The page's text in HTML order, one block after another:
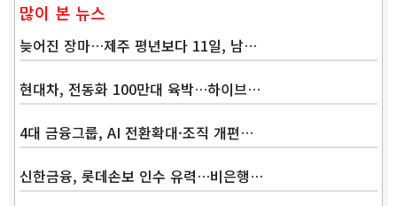
많이 본 뉴스
늦어진 장마…제주 평년보다 11일, 남…
현대차, 전동화 100만대 육박…하이브…
4대 금융그룹, AI 전환확대·조직 개편…
신한금융, 롯데손보 인수 유력…비은행…